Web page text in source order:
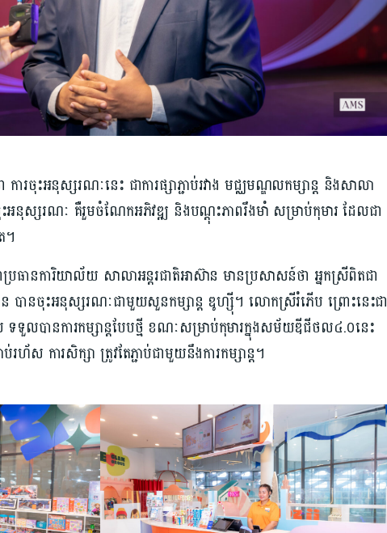
ចុះអនុស្សរណៈនេះ ជាការផ្សាភ្ជាប់រវាង មជ្ឈមណ្ឌលកម្សាន្ត និងសាលា
ស្សរណៈ គឺរួមចំណែកអភិវឌ្ឍ និងបណ្ដុះភាពរឹងមាំ សម្រាប់កុមារ ដែលជា
។
រធានការិយាល័យ សាលាអន្តរជាតិអាស៊ាន មានប្រសាសន៍ថា អ្នកស្រីពិតជា
ន បានចុះអនុស្សរណៈជាមួយសួនកម្សាន្ត ឌូហ្ស៊ី។ លោកស្រីរំភើប ព្រោះនេះជា
លបានការកម្សាន្តបែបថ្មី ខណៈសម្រាប់កុមារក្នុងសម័យឌីជីថល៤.០នេះ
ហ័ស ការសិក្សា ត្រូវតែភ្ជាប់ជាមួយនឹងការកម្សាន្ត។